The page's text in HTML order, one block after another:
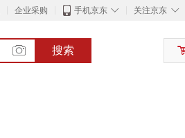
企业采购 ◇
手机京东 ◇
关注京东
搜索